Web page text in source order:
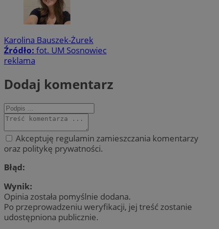
Karolina Bauszek-Żurek
Źródło: fot. UM Sosnowiec
reklama
Dodaj komentarz
Akceptuję regulamin zamieszczania komentarzy
oraz politykę prywatności.
Błąd:
Wynik:
Opinia została pomyślnie dodana.
Po przeprowadzeniu weryfikacji, jej treść zostanie
udostępniona publicznie.